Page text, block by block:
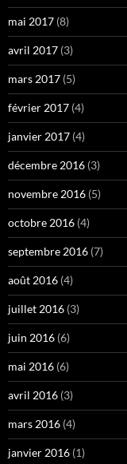
mai 2017 (8)
avril 2017 (3)
mars 2017 (5)
février 2017 (4)
janvier 2017 (4)
décembre 2016 (3)
novembre 2016 (5)
octobre 2016 (4)
septembre 2016 (7)
août 2016 (4)
juillet 2016 (3)
juin 2016 (6)
mai 2016 (6)
avril 2016 (3)
mars 2016 (4)
janvier 2016 (1)